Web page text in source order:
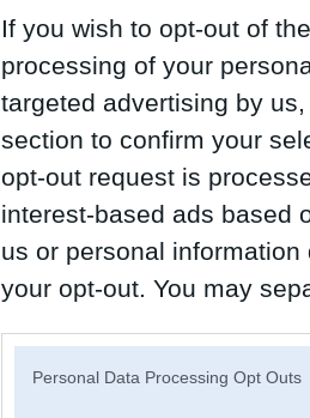
If you wish to opt-out of
processing of your
targeted advertising by
section to confirm your
opt-out request is
interest-based ads based
us or personal
your opt-out. You may
Personal Data Processing Opt Outs